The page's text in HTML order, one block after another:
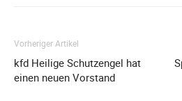
Vorheriger Artikel
kfd Heilige Schutzengel hat
einen neuen Vorstand